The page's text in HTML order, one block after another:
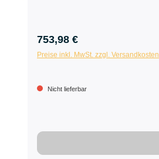
753,98 €
Preise inkl. MwSt. zzgl. Versandkosten
Nicht lieferbar